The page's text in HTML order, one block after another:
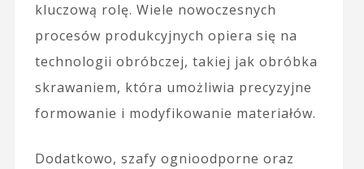
kluczową rolę. Wiele nowoczesnych
procesów produkcyjnych opiera się na
technologii obróbczej, takiej jak obróbka
skrawaniem, która umożliwia precyzyjne
formowanie i modyfikowanie materiałów.
Dodatkowo, szafy ognioodporne oraz